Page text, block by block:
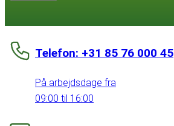
Telefon: +31 85 76 000 45
På arbejdsdage fra
09:00 til 16:00